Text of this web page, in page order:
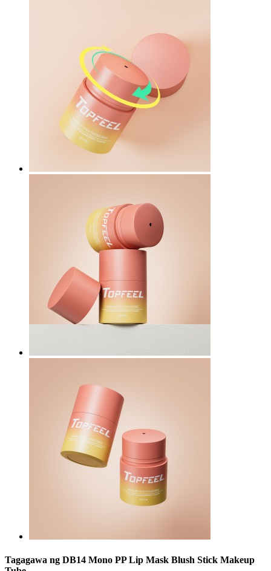
Tagagawa ng DB14 Mono PP Lip Mask Blush Stick Makeup